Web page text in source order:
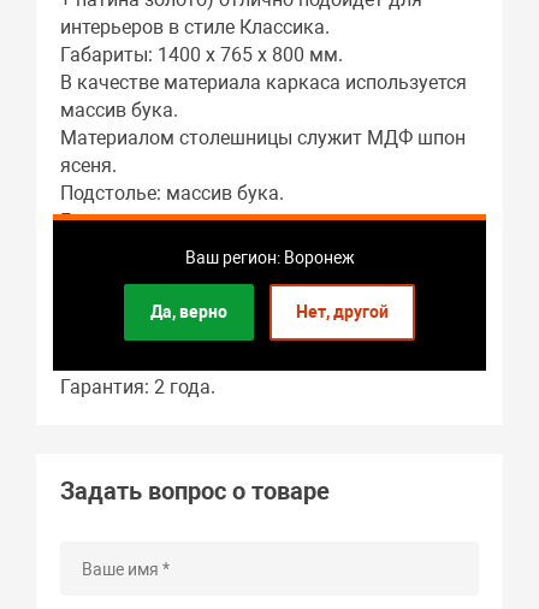
Ваш регион: Воронеж
Да, верно Нет, другой
интерьеров в стиле Классика.
Габариты: 1400 x 765 x 800 мм.
В качестве материала каркаса используется
массив бука.
Материалом столешницы служит МДФ шпон
ясеня.
Подстолье: массив бука.
Гостиная – это основное предназначение
этого предмета мебели.
В собранном виде длина стола составляет:
Гарантия: 2 года.
Задать вопрос о товаре